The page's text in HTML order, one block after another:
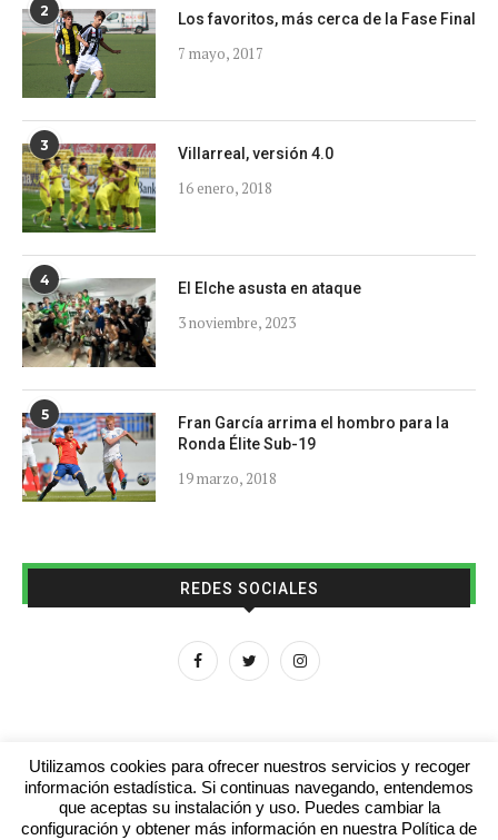
2 Los favoritos, más cerca de la Fase Final
7 mayo, 2017
3 Villarreal, versión 4.0
16 enero, 2018
4 El Elche asusta en ataque
3 noviembre, 2023
5
Fran García arrima el hombro para la
Ronda Élite Sub-19
19 marzo, 2018
REDES SOCIALES
Aviso legal Contacto Colabora con nosotros
Utilizamos cookies para ofrecer nuestros servicios y recoger
información estadística. Si continuas navegando, entendemos
que aceptas su instalación y uso. Puedes cambiar la
configuración y obtener más información en nuestra Política de